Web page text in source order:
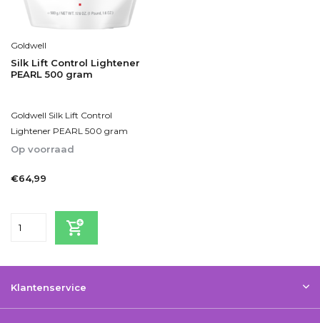
Goldwell
Silk Lift Control Lightener
PEARL 500 gram
Goldwell Silk Lift Control
Lightener PEARL 500 gram
Op voorraad
€64,99
Klantenservice